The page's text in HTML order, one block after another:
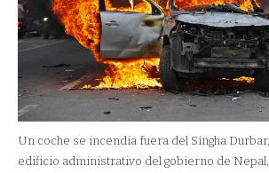
Un coche se incendia fuera del Singha
edificio administrativo del gobierno de Nepal,